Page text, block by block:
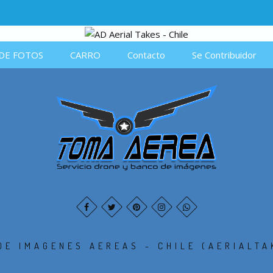
FOTOS CARRO Contacto Se Contribuidor
IMAGENES AEREAS - CHILE